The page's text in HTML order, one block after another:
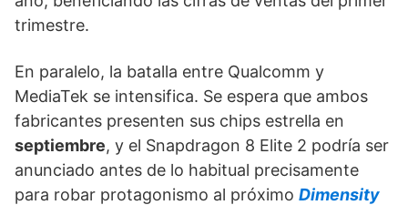
trimestre.
En paralelo, la batalla entre Qualcomm y
MediaTek se intensifica. Se espera que ambos
fabricantes presenten sus chips estrella en
septiembre, y el Snapdragon 8 Elite 2 podría ser
anunciado antes de lo habitual precisamente
para robar protagonismo al próximo Dimensity